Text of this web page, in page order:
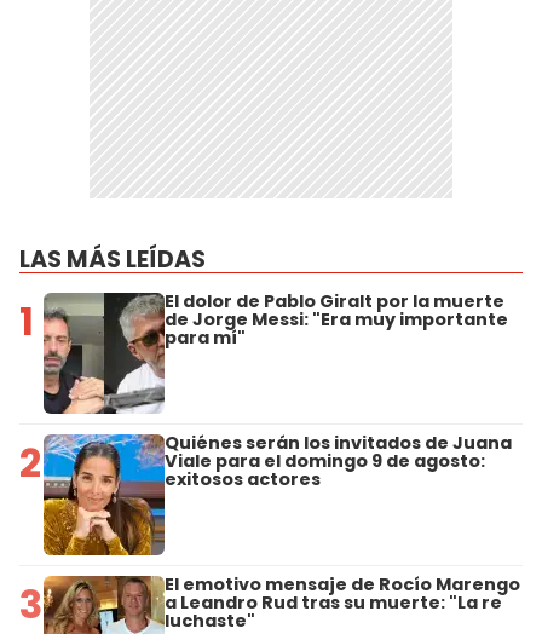
LAS MÁS LEÍDAS
1 El dolor de Pablo Giralt por la muerte
de Jorge Messi: "Era muy importante
para mí"
2 Quiénes serán los invitados de Juana
Viale para el domingo 9 de agosto:
exitosos actores
3 El emotivo mensaje de Rocío Marengo
a Leandro Rud tras su muerte: "La re
luchaste"